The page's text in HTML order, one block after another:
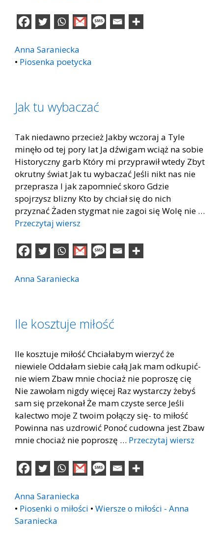
Anna Saraniecka
• Piosenka poetycka
Jak tu wybaczać
Tak niedawno przecież Jakby wczoraj a Tyle
minęło od tej pory lat Ja dźwigam wciąż na sobie
Historyczny garb Który mi przyprawił wtedy Zbyt
okrutny świat Jak tu wybaczać Jeśli nikt nas nie
przeprasza I jak zapomnieć skoro Gdzie
spojrzysz blizny Kto by chciał się do nich
przyznać Żaden stygmat nie zagoi się Wolę nie …
Przeczytaj wiersz
Anna Saraniecka
Ile kosztuje miłość
Ile kosztuje miłość Chciałabym wierzyć że
niewiele Oddałam siebie całą Jak mam odkupić-
nie wiem Zbaw mnie chociaż nie poproszę cię
Nie zawołam nigdy więcej Raz wystarczy żebyś
sam się przekonał Że mam czyste serce Jeśli
kalectwo moje Z twoim połączy się- to miłość
Powinna nas uzdrowić Ponoć cudowna jest Zbaw
mnie chociaż nie poproszę … Przeczytaj wiersz
Anna Saraniecka
• Piosenki o miłości • Wiersze o miłości - Anna
Saraniecka